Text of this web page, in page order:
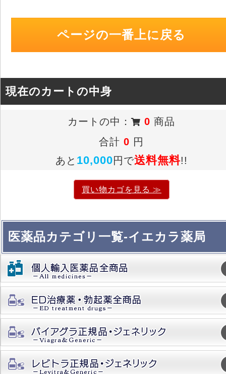
ページの一番上に戻る
現在のカートの中身
カートの中： 0 商品
合計0 円
あと 10,000円で送料無料!!
買い物カゴを見る ≫
医薬品カテゴリ一覧-イエカラ薬局